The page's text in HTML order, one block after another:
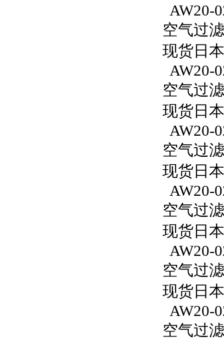
AW20-
空气过
现货日
AW20-
空气过
现货日
AW20-
空气过
现货日
AW20-
空气过
现货日
AW20-
空气过
现货日
AW20-
空气过